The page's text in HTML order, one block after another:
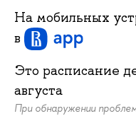
На мобильных
в
Это расписание
августа
При обнаружении